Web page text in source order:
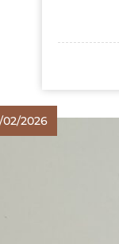
02/2026